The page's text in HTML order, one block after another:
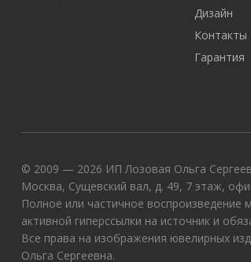
Дизайн
Контакты
Гарантия
© 2009 — 2026 ИП Лозовая Ольга
Москва, Сущевский вал, д. 49, 7 этаж,
Полное или частичное воспроизведение
активной гиперссылки на источник и
Все права на изображения ювелирных
Ольга Сергеевна.